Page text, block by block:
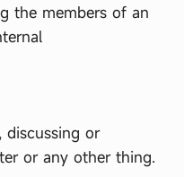
the members of an
discussing or
or any other thing.